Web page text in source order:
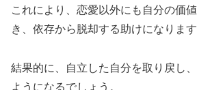
これにより、恋愛以外にも自分の価
き、依存から脱却する助けになります
結果的に、自立した自分を取り戻し
ようになるでしょう。